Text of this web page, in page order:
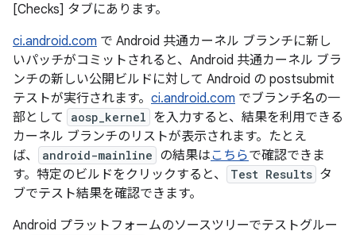
[Checks] タブにあります。
ci.android.com で Android 共通カーネル ブランチに新し
いパッチがコミットされると、Android 共通カーネル ブラ
ンチの新しい公開ビルドに対して Android の postsubmit
テストが実行されます。 ci.android.com でブランチ名の一
部として
aosp_kernel を入力すると、結果を利用できる
カーネル ブランチのリストが表示されます。たとえ
ば、
android-mainline の結果はこちらで確認できま
す。特定のビルドをクリックすると、
Test Results タ
ブでテスト結果を確認できます。
Android プラットフォームのソースツリーでテストグルー